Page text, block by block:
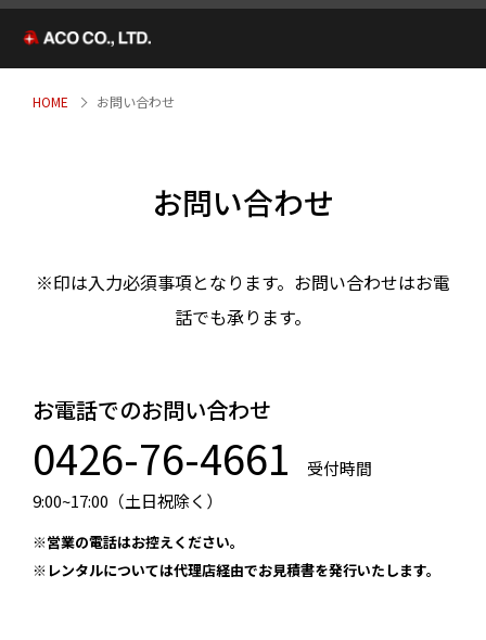
HOME お問い合わせ
お問い合わせ
※印は入力必須事項となります。お問い合わせはお電
話でも承ります。
お電話でのお問い合わせ
0426-76-4661
受付時間
9:00~17:00（土日祝除く）
※営業の電話はお控えください。
※レンタルについては代理店経由でお見積書を発行いたします。